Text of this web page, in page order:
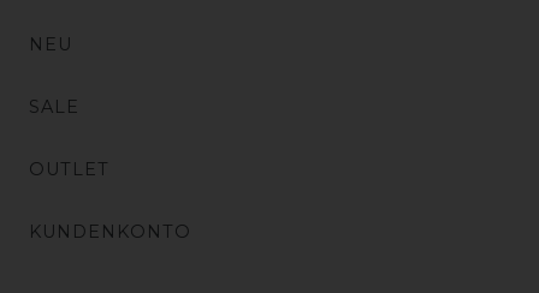
NEU
SALE
OUTLET
KUNDENKONTO